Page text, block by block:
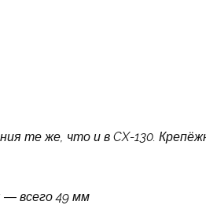
те же, что и в CX-130.
— всего 49 мм